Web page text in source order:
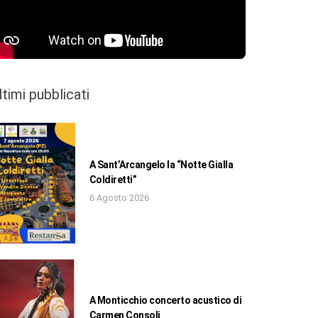
pubblicati
A Sant’Arcangelo la “Notte Gialla
Coldiretti”
6 Agosto 2026
A Monticchio concerto acustico di
Carmen Consoli